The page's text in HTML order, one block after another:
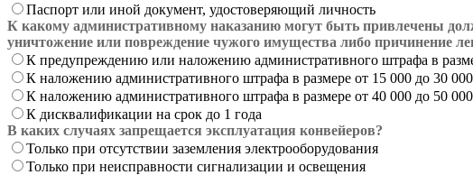
Паспорт или иной документ, удостоверяющий личность
К какому административному наказанию могут быть привлечены
уничтожение или повреждение чужого имущества либо причинение
К предупреждению или наложению административного штрафа в
К наложению административного штрафа в размере от 15 000 до 30
К наложению административного штрафа в размере от 40 000 до 50
К дисквалификации на срок до 1 года
В каких случаях запрещается эксплуатация конвейеров?
Только при отсутствии заземления электрооборудования
Только при неисправности сигнализации и освещения